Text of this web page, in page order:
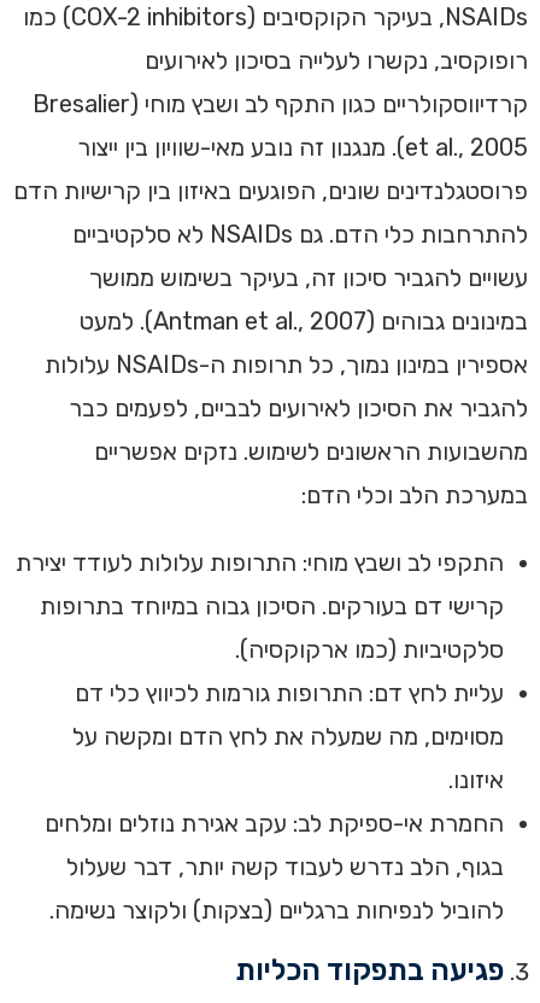
NSAIDs, בעיקר הקוקסיבים (COX-2 inhibitors) כמו
רופוקסיב, נקשרו לעלייה בסיכון לאירועים
קרדיווסקולריים כגון התקף לב ושבץ מוחי (Bresalier
et al., 2005). מנגנון זה נובע מאי-שוויון בין ייצור
פרוסטגלנדינים שונים, הפוגעים באיזון בין קרישיות הדם
להתרחבות כלי הדם. גם NSAIDs לא סלקטיביים
עשויים להגביר סיכון זה, בעיקר בשימוש ממושך
במינונים גבוהים (Antman et al., 2007). למעט
אספירין במינון נמוך, כל תרופות ה-NSAIDs עלולות
להגביר את הסיכון לאירועים לבביים, לפעמים כבר
מהשבועות הראשונים לשימוש. נזקים אפשריים
במערכת הלב וכלי הדם:
התקפי לב ושבץ מוחי: התרופות עלולות לעודד יצירת
קרישי דם בעורקים. הסיכון גבוה במיוחד בתרופות
סלקטיביות (כמו ארקוקסיה).
עליית לחץ דם: התרופות גורמות לכיווץ כלי דם
מסוימים, מה שמעלה את לחץ הדם ומקשה על
איזונו.
החמרת אי-ספיקת לב: עקב אגירת נוזלים ומלחים
בגוף, הלב נדרש לעבוד קשה יותר, דבר שעלול
להוביל לנפיחות ברגליים (בצקות) ולקוצר נשימה.
פגיעה בתפקוד הכליות